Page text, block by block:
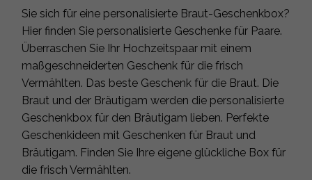
Sie sich für eine personalisierte Braut-Geschenkbox?
Hier finden Sie personalisierte Geschenke für Paare.
Überraschen Sie Ihr Hochzeitspaar mit einem
maßgeschneiderten Geschenk für die frisch
Vermählten. Das beste Geschenk für die Braut. Die
Braut und der Bräutigam werden die personalisierte
Geschenkbox für den Bräutigam lieben. Perfekte
Geschenkideen mit Geschenken für Braut und
Bräutigam. Finden Sie Ihre eigene glückliche Box für
die frisch Vermählten.